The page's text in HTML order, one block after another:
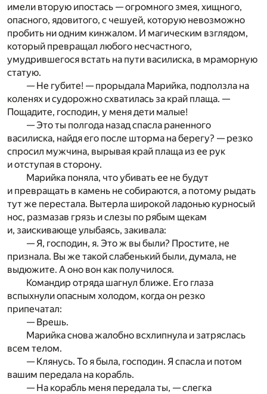
имели вторую ипостась — огромного змея, хищного,
опасного, ядовитого, с чешуей, которую невозможно
пробить ни одним кинжалом. И магическим взглядом,
который превращал любого несчастного,
умудрившегося встать на пути василиска, в мраморную
статую.
— Не губите! — прорыдала Марийка, подползла на
коленях и судорожно схватилась за край плаща. —
Пощадите, господин, у меня дети малые!
— Это ты полгода назад спасла раненного
василиска, найдя его после шторма на берегу? — резко
спросил мужчина, вырывая край плаща из ее рук
и отступая в сторону.
Марийка поняла, что убивать ее не будут
и превращать в камень не собираются, а потому рыдать
тут же перестала. Вытерла широкой ладонью курносый
нос, размазав грязь и слезы по рябым щекам
и, заискивающе улыбаясь, закивала:
— Я, господин, я. Это ж вы были? Простите, не
признала. Вы же такой слабенький были, думала, не
выдюжите. А оно вон как получилося.
Командир отряда шагнул ближе. Его глаза
вспыхнули опасным холодом, когда он резко
припечатал:
— Врешь.
Марийка снова жалобно всхлипнула и затряслась
всем телом.
— Клянусь. То я была, господин. Я спасла и потом
вашим передала на корабль.
— На корабль меня передала ты, — слегка